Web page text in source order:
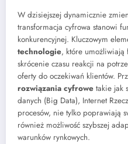
W dzisiejszej dynamicznie
transformacja cyfrowa stanowi
konkurencyjnej. Kluczowym
technologie, które umożliwiają
skrócenie czasu reakcji na
oferty do oczekiwań klientów.
rozwiązania cyfrowe takie jak
danych (Big Data), Internet
procesów, nie tylko poprawiają
również możliwość szybszej
warunków rynkowych.